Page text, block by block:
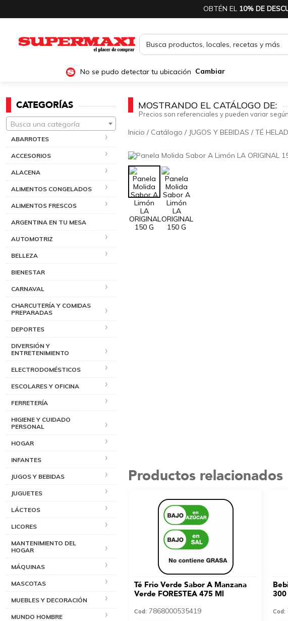
OBTÉN EL 10% DE
No se pudo detectar tu ubicación Cambiar
CATEGORÍAS
Busca una categoría
ABARROTES
ACCESORIOS
ALACENA
ALIMENTOS CONGELADOS
ALIMENTOS FRESCOS
ARGENTINA EN TU MESA
AUTOMOTRIZ
BELLEZA
BIENESTAR
CARNAVAL
CHARCUTERÍA Y COMIDAS
PREPARADAS
DEPORTES
DIVERSIÓN Y
ENTRETENIMIENTO
ELECTRODOMÉSTICOS
ESCOLARES Y OFICINA
FERRETERÍA
HIGIENE Y CUIDADO
PERSONAL
HOGAR
INFANTES
JUGOS Y BEBIDAS
JUGUETES
LÁCTEOS
LICORES
MANTENIMIENTO DEL
HOGAR
MÁQUINAS
MASCOTAS
MUEBLES Y DECORACIÓN
MUNDO HOMBRE
MOSTRANDO EL CATÁLOGO DE:
Precios son referenciales y pueden variar
Inicio / Catálogo / JUGOS Y BEBIDAS /TÉ
Productos relacionados
Té Frio Verde Sabor A Manzana
Verde FORESTEA 475 Ml
Cod: 7868000535419 Cod: